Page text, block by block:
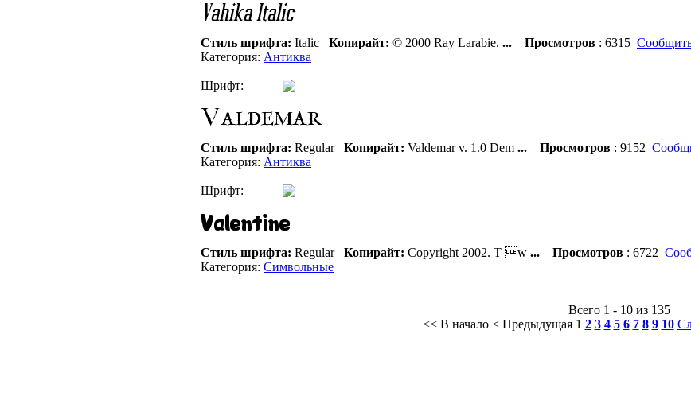
Стиль шрифта: Italic Копирайт: © 2000 Ray Larabie. ... Просмотров : 6315
Категория: Антиква
Шрифт:
Стиль шрифта: Regular Копирайт: Valdemar v. 1.0 Dem ... Просмотров : 9152
Категория: Антиква
Шрифт:
Стиль шрифта: Regular Копирайт: Copyright 2002. T w ... Просмотров : 6722
Категория: Символьные
Всего 1 - 10 из 135
<< В начало < Предыдущая 1 2 3 4 5 6 7 8 9 10